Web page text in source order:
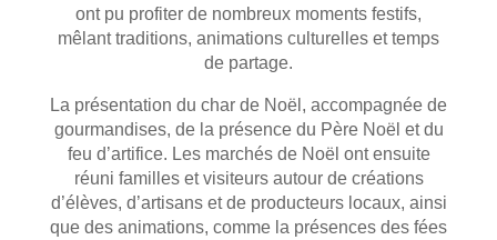
ont pu profiter de nombreux moments festifs,
mêlant traditions, animations culturelles et temps
de partage.
La présentation du char de Noël, accompagnée de
gourmandises, de la présence du Père Noël et du
feu d’artifice. Les marchés de Noël ont ensuite
réuni familles et visiteurs autour de créations
d’élèves, d’artisans et de producteurs locaux, ainsi
que des animations, comme la présences des fées